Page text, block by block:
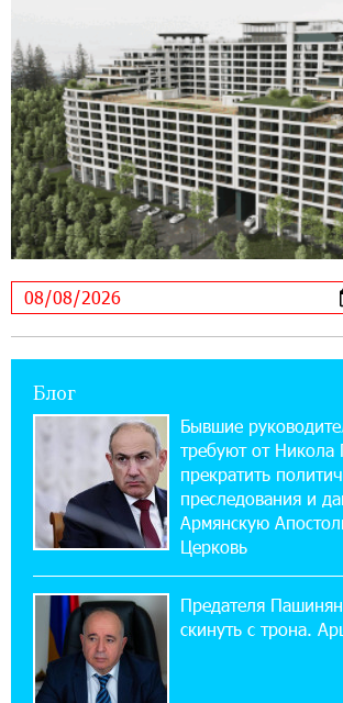
В мобильном приложении
можно зарегистрироваться
imID
21:09:13 31-07-2026
«Бесплатные бонусы в
предупреждает о
11:21:15 31-07-2026
ЕАЭС со временем будет
нибудь это поймёт и
Если Израиль использует
армян против Эрдогана, то
значит сам Геноцид?
17:16:14 30-07-2026
ВТБ (Армения): вклад
17:03:49 30-07-2026
Платформа Rate.Trading на
Summit: IDBank представил
Блог
Бывшие
требуют от Никола
прекратить
преследования и
Армянскую
Церковь
Предателя
скинуть с трона.